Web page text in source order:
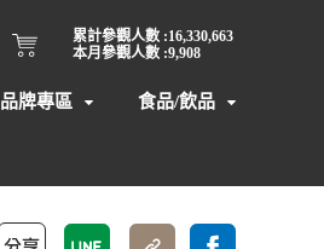
累計參觀人數 :16,330,663
本月參觀人數 :9,908
品牌專區 食品/飲品